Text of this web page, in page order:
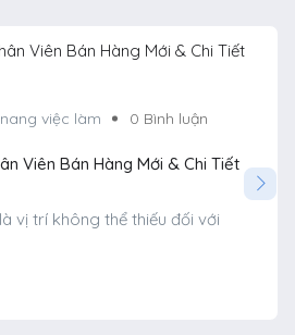
việc làm 0 Bình luận
Viên Bán Hàng Mới & Chi Tiết
vị trí không thể thiếu đối với